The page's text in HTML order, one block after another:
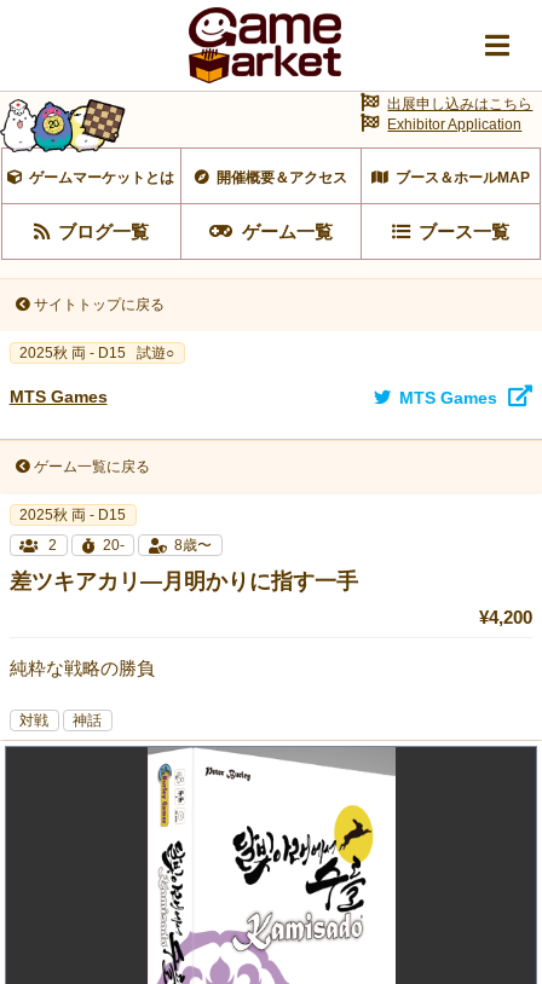
ゲームマーケットとは 開催概要＆アクセス ブース＆ホールMAP
ブログ一覧 ゲーム一覧 ブース一覧
出展申し込みはこちら
Exhibitor Application
サイトトップに戻る
2025秋 両 - D15 試遊○
MTS Games MTS Games
ゲーム一覧に戻る
2025秋 両 - D15
2
20- 8歳〜
差ツキアカリ—月明かりに指す一手
¥4,200
純粋な戦略の勝負
対戦 神話